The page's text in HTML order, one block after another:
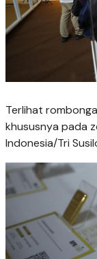
Terlihat
khususnya pada
Indonesia/Tri